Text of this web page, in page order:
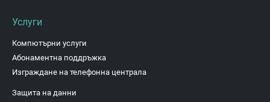
Услуги
Компютърни услуги
Абонаментна поддръжка
Изграждане на телефонна централа
Защита на данни